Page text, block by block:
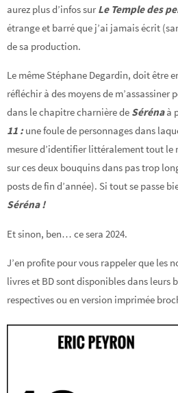
aurez plus d’infos sur Le Temple des
étrange et barré que j’ai jamais écrit
de sa production.
Le même Stéphane Degardin, doit être
réfléchir à des moyens de m’assassiner
dans le chapitre charnière de Sérénaà
11 :une foule de personnages dans
mesure d’identifier littéralement tout le
sur ces deux bouquins dans pas trop
posts de fin d’année). Si tout se passe
Séréna !
Et sinon, ben… ce sera 2024.
J’en profite pour vous rappeler que les
livres et BD sont disponibles dans leurs
respectives ou en version imprimée